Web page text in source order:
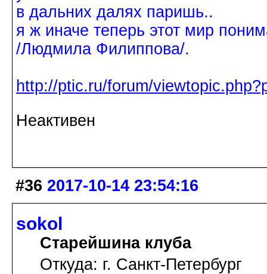
в дальних далях паришь..
я ж иначе теперь этот мир
/Людмила Филиппова/.
http://ptic.ru/forum/
Неактивен
#36 2017-10-14 23:54:16
sokol
Старейшина клуба
Откуда: г. Санкт-Петербург